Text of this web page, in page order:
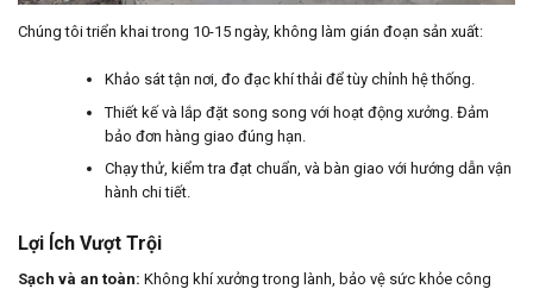
Chúng tôi triển khai trong 10-15 ngày, không làm gián đoạn sản xuất:
Khảo sát tận nơi, đo đạc khí thải để tùy chỉnh hệ thống.
Thiết kế và lắp đặt song song với hoạt động xưởng. Đảm
bảo đơn hàng giao đúng hạn.
Chạy thử, kiểm tra đạt chuẩn, và bàn giao với hướng dẫn vận
hành chi tiết.
Lợi Ích Vượt Trội
Sạch và an toàn: Không khí xưởng trong lành, bảo vệ sức khỏe công